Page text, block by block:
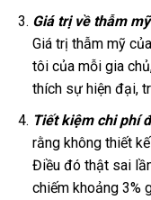
Giá trị về thẫm
Giá trị thẫm mỹ
tôi của mỗi gia
thích sự hiện đại,
Tiết kiệm chi phí
rằng không thiết
Điều đó thật sai
chiếm khoảng 3%